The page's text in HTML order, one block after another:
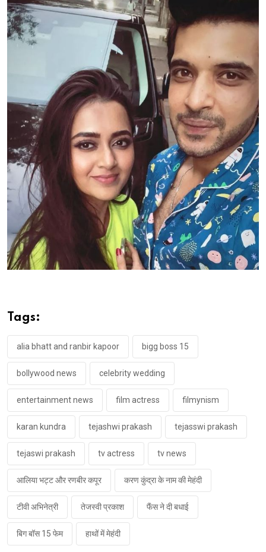
Tags:
alia bhatt and ranbir kapoor bigg boss 15
bollywood news celebrity wedding
entertainment news film actress filmynism
karan kundra tejashwi prakash tejasswi prakash
tejaswi prakash tv actress tv news
आलिया भट्ट और रणबीर कपूर करण कुंद्रा के नाम की मेहंदी
टीवी अभिनेत्री तेजस्वी प्रकाश फैंस ने दी बधाई
बिग बॉस 15 फेम हाथों में मेहंदी